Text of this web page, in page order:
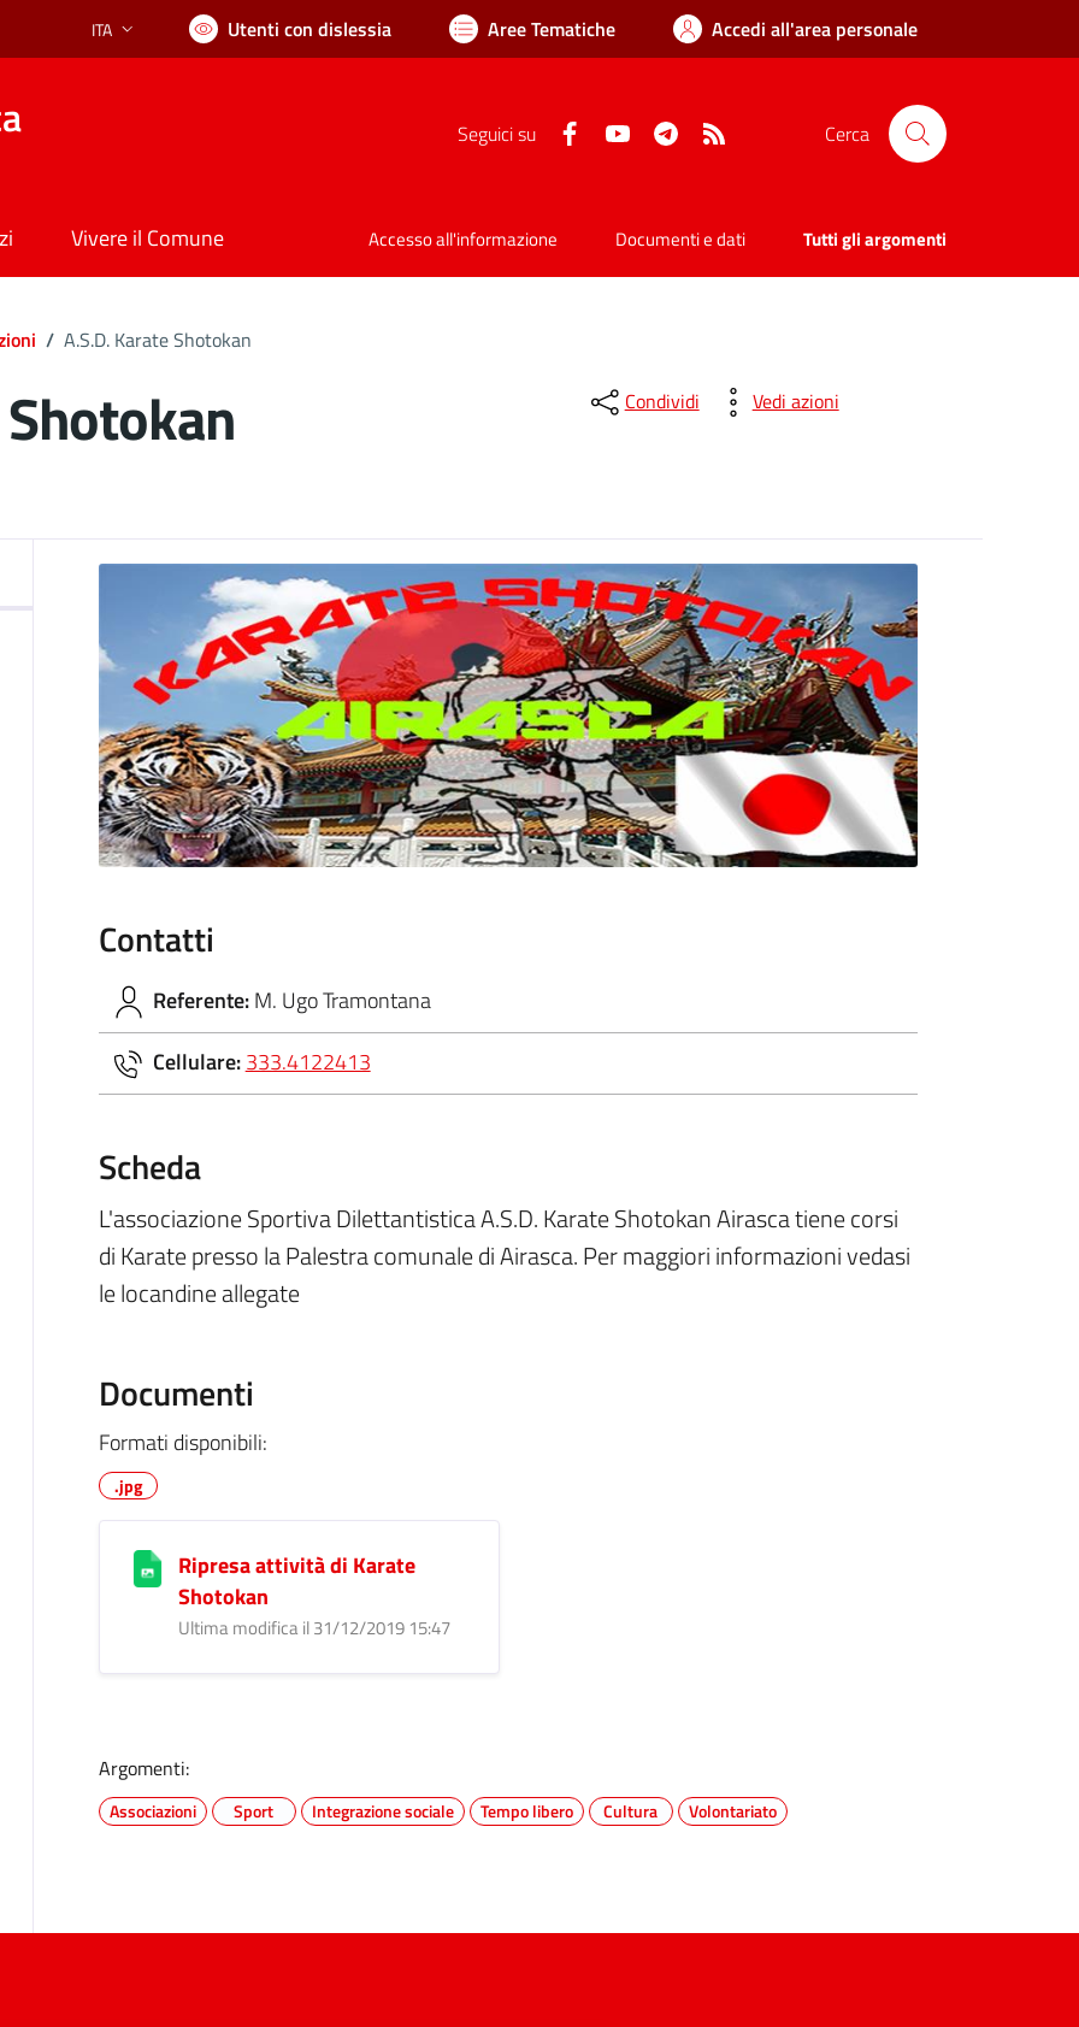
Lingua attiva:
ITA Utenti con dislessia Aree Tematiche Accedi all'area personale
Seguici su FacebookYouTube Telegram Cerca
Vivere il Comune Accesso all'informazione Documenti e dati Tutti gli argomenti
/ A.S.D. Karate Shotokan
Condividi Vedi azioni
Contatti
Referente:M. Ugo Tramontana
Cellulare:333.4122413
Scheda
L'associazione Sportiva Dilettantistica A.S.D. Karate Shotokan Airasca tiene corsi
di Karate presso la Palestra comunale di Airasca. Per maggiori informazioni vedasi
le locandine allegate
Documenti
Formati disponibili:
.jpg
Ripresa attività di Karate
Shotokan
Ultima modifica il 31/12/2019 15:47
Argomenti:
Associazioni Sport Integrazione sociale Tempo libero Cultura Volontariato